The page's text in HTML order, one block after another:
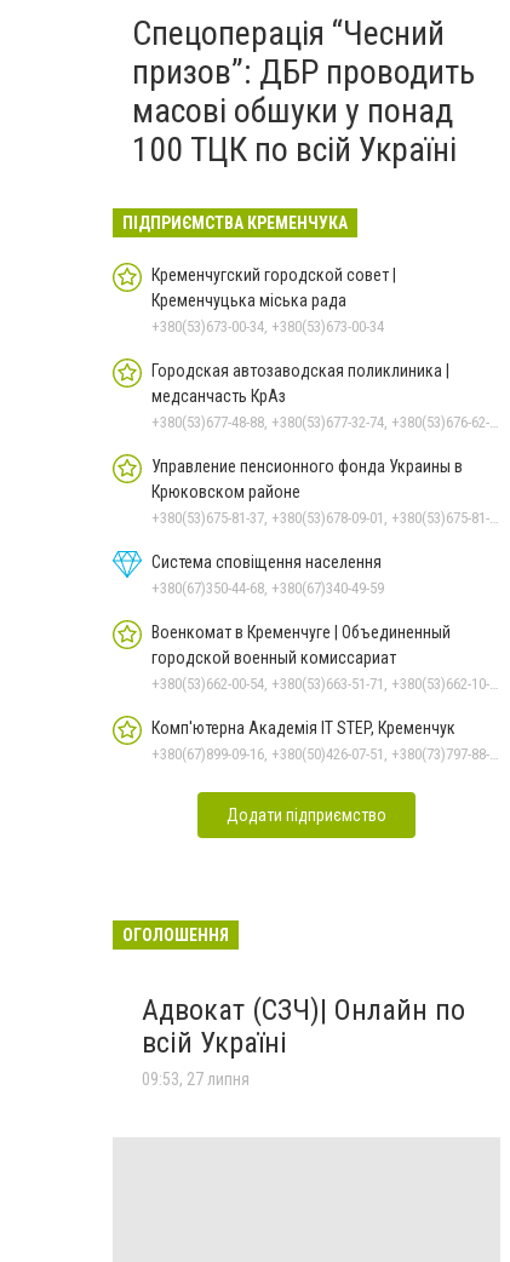
Спецоперація “Чесний
призов”: ДБР проводить
масові обшуки у понад
100 ТЦК по всій Україні
ПІДПРИЄМСТВА КРЕМЕНЧУКА
Кременчугский городской совет |
Кременчуцька міська рада
+380(53)673-00-34, +380(53)673-00-34
Городская автозаводская поликлиника |
медсанчасть КрАз
+380(53)677-48-88, +380(53)677-32-74, +380(53)676-62-99, +380536766187
Управление пенсионного фонда Украины в
Крюковском районе
+380(53)675-81-37, +380(53)678-09-01, +380(53)675-81-32, +380(53)675-81-40, +380(53)675-81-33, +380(53)675-81-38, +380(53)675-81-31, +380(53)678-08-87
Система сповіщення населення
+380(67)350-44-68, +380(67)340-49-59
Военкомат в Кременчуге | Объединенный
городской военный комиссариат
+380(53)662-00-54, +380(53)663-51-71, +380(53)662-10-35
Комп'ютерна Академія IT STEP, Кременчук
+380(67)899-09-16, +380(50)426-07-51, +380(73)797-88-17
Додати підприємство
ОГОЛОШЕННЯ
Адвокат (СЗЧ)| Онлайн по
всій Україні
09:53, 27 липня